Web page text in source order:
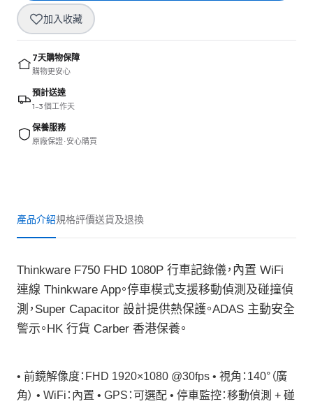
加入收藏
7天購物保障
購物更安心
預計送達
1–3 個工作天
保養服務
原廠保證 · 安心購買
產品介紹規格評價送貨及退換
Thinkware F750 FHD 1080P 行車記錄儀，內置 WiFi
連線 Thinkware App。停車模式支援移動偵測及碰撞偵
測，Super Capacitor 設計提供熱保護。ADAS 主動安全
警示。HK 行貨 Carber 香港保養。
• 前鏡解像度：FHD 1920×1080 @30fps • 視角：140°（廣
角） • WiFi：內置 • GPS：可選配 • 停車監控：移動偵測 + 碰